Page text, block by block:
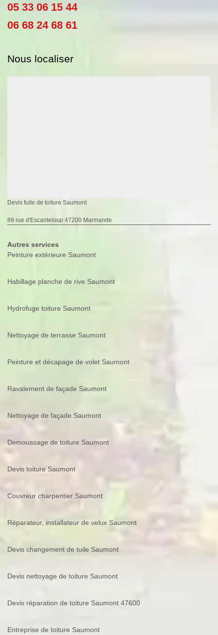
05 33 06 15 44
06 68 24 68 61
Nous localiser
Devis fuite de toiture Saumont
89 rue d'Escanteloup 47200 Marmande
Autres services
Peinture extérieure Saumont
Habillage planche de rive Saumont
Hydrofuge toiture Saumont
Nettoyage de terrasse Saumont
Peinture et décapage de volet Saumont
Ravalement de façade Saumont
Nettoyage de façade Saumont
Demoussage de toiture Saumont
Devis toiture Saumont
Couvreur charpentier Saumont
Réparateur, installateur de velux Saumont
Devis changement de tuile Saumont
Devis nettoyage de toiture Saumont
Devis réparation de toiture Saumont 47600
Entreprise de toiture Saumont